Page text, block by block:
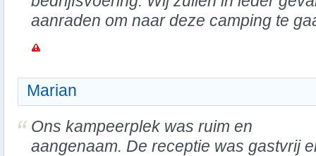
aanraden om naar deze camping te
Marian
Ons kampeerplek was ruim en
aangenaam. De receptie was gastvrij